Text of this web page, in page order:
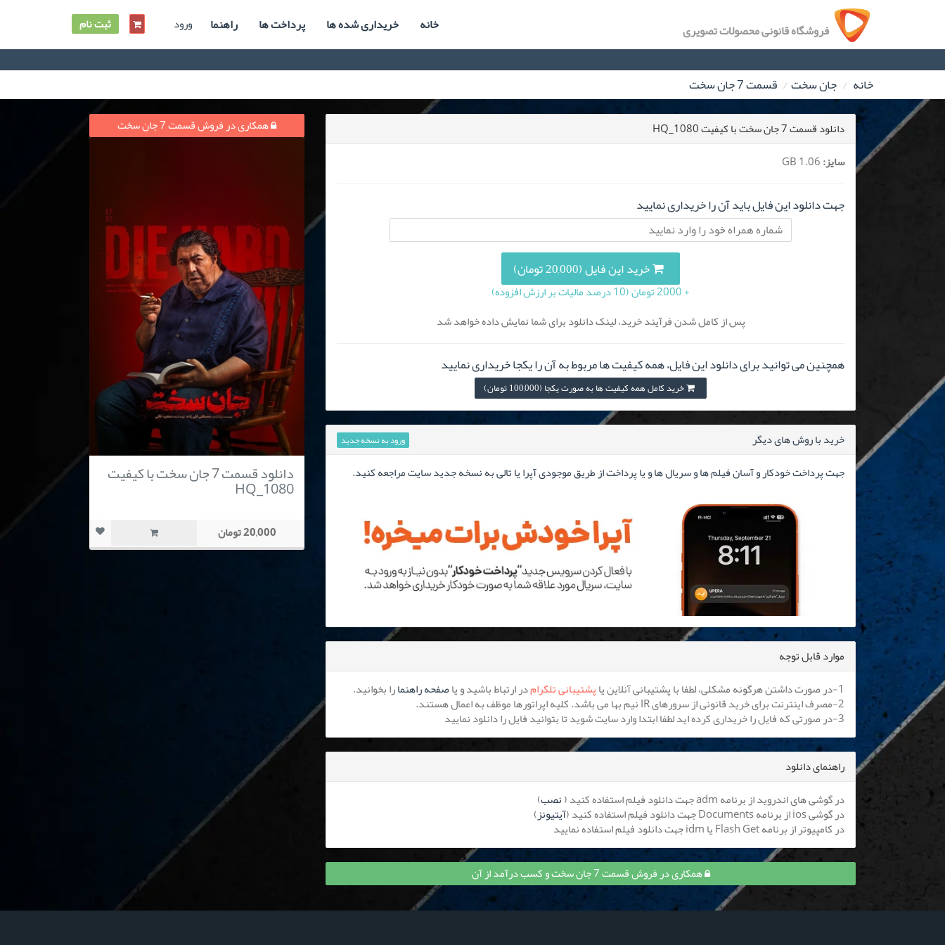
فروشگاه قانونی محصولات تصویری خانه خریداری شده ها پرداخت ها راهنما ورود ثبت نام
خانه جان سخت قسمت 7 جان سخت
دانلود قسمت 7 جان سخت با کیفیت HQ_1080
سایز:
جهت دانلود این فایل باید آن را خریداری نمایید
خرید این فایل (20,000 تومان)
+ 2000 تومان (10 درصد مالیات بر ارزش افزوده)
پس از کامل شدن فرآیند خرید، لینک دانلود برای شما نمایش داده خواهد شد
همچنین می توانید برای دانلود این فایل، همه کیفیت ها مربوط به آن را یکجا خریداری نمایید
خرید کامل همه کیفیت ها به صورت یکجا (100,000 تومان)
خرید با روش های دیگر ورود به نسخه جدید
جهت پرداخت خودکار و آسان فیلم ها و سریال ها و یا پرداخت از طریق موجودی آپرا یا تالی به نسخه جدید سایت مراجعه کنید.
موارد قابل توجه
1-در صورت داشتن هرگونه مشکلی، لطفا با پشتیبانی آنلاین یا
پشتیبانی تلگرامدر ارتباط باشید و یاصفحه راهنمارا بخوانید.
2-مصرف اینترنت برای خرید قانونی از سرورهای IR نیم بها می باشد. کلیه اپراتورها موظف به اعمال هستند.
3-در صورتی که فایل را خریداری کرده اید لطفا ابتدا وارد سایت شوید تا بتوانید فایل را دانلود نمایید
راهنمای دانلود
در گوشی های اندروید از برنامه adm جهت دانلود فیلم استفاده کنید (
نصب)
در گوشی ios از برنامه Documents جهت دانلود فیلم استفاده کنید ( آیتیونز)
در کامپیوتر از برنامه Flash Get یا idm جهت دانلود فیلم استفاده نمایید
همکاری در فروش قسمت 7 جان سخت و کسب درآمد از آن
همکاری در فروش قسمت 7 جان سخت
دانلود قسمت 7 جان سخت با کیفیت
HQ_1080
20,000 تومان